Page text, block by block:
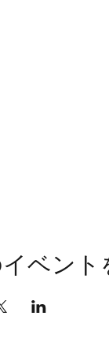
ベント